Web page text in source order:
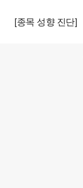
[종목 성향 진단]